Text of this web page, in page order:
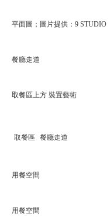
平面圖；圖片提供：9 STUDIO
餐廳走道
取餐區上方 裝置藝術
取餐區 餐廳走道
用餐空間
用餐空間